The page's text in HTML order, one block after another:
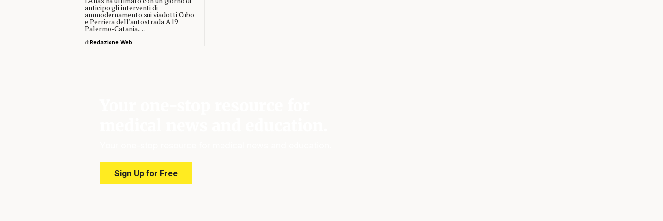
anticipo gli interventi di
ammodernamento sui viadotti Cubo
e Perriera dell'autostrada A19
Palermo-Catania.…
diRedazione Web
Sign Up for Free